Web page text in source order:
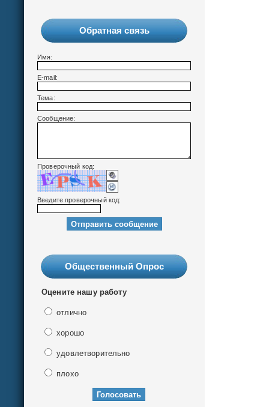
Обратная связь
Имя:
E-mail:
Тема:
Сообщение:
Проверочный код:
Введите проверочный код:
Общественный Опрос
Оцените нашу работу
отлично
хорошо
удовлетворительно
плохо